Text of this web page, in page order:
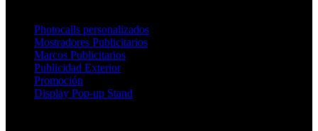
Photocalls personalizados
Mostradores Publicitarios
Marcos Publicitarios
Publicidad Exterior
Promoción
Display Pop-up Stand